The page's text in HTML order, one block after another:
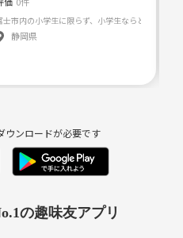
士市内の小学生に限らず、小学生ならどなたで
静岡県
ウンロードが必要です
の趣味友アプリ